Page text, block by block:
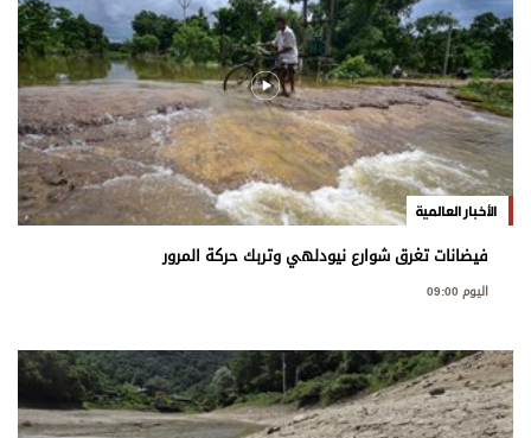
الأخبار العالمية
فيضانات تغرق شوارع نيودلهي وتربك حركة المرور
اليوم 09:00